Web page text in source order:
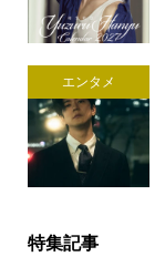
エンタメ
特集記事